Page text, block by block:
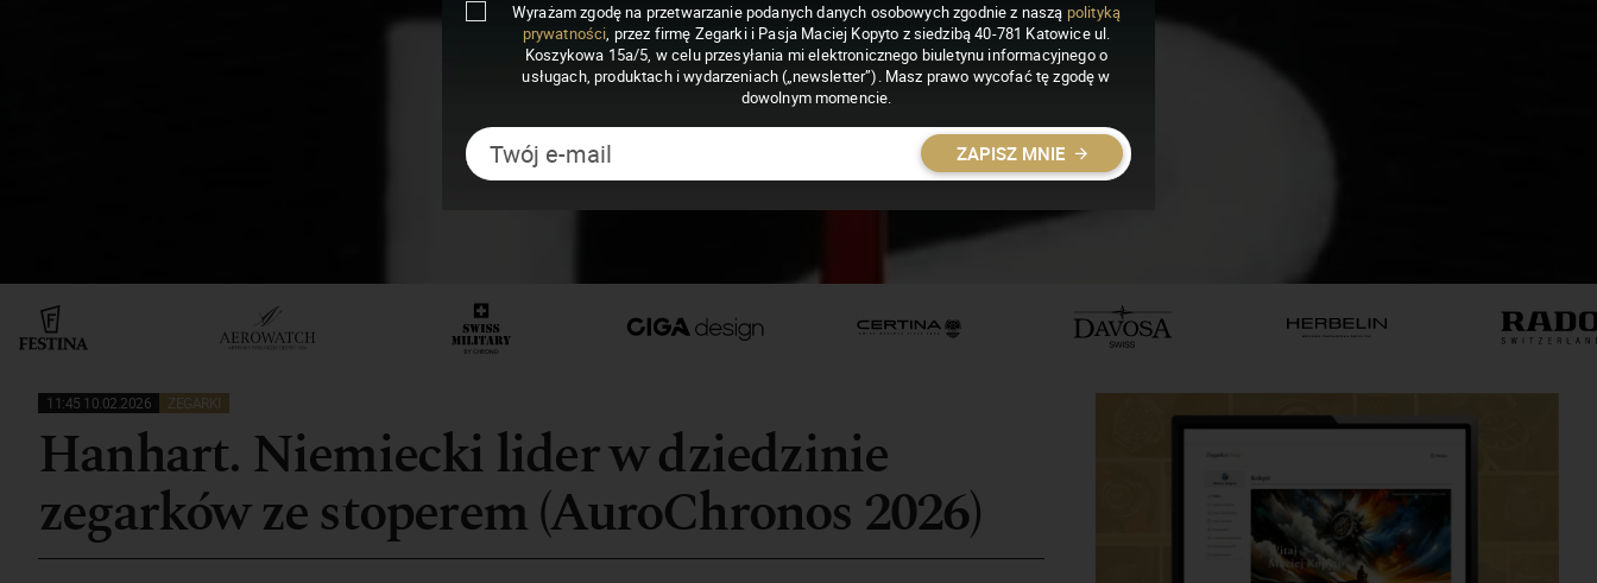
11:45 10.02.2026 ZEGARKI
Hanhart. Niemiecki lider w dziedzinie
zegarków ze stoperem (AuroChronos 2026)
Wyrażam zgodę na przetwarzanie podanych danych osobowych zgodnie z naszą polityką
prywatności, przez firmę Zegarki i Pasja Maciej Kopyto z siedzibą 40-781 Katowice ul.
Koszykowa 15a/5, w celu przesyłania mi elektronicznego biuletynu informacyjnego o
usługach, produktach i wydarzeniach („newsletter”). Masz prawo wycofać tę zgodę w
dowolnym momencie.
ZAPISZ MNIE